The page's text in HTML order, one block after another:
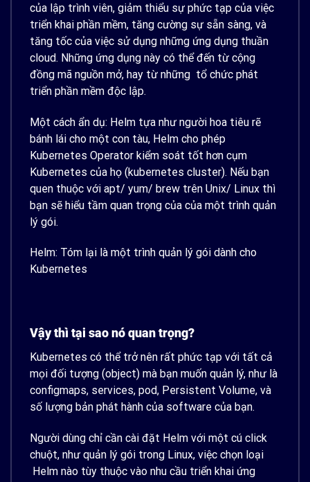
của lập trình viên, giảm thiểu sự phức tạp của việc
triển khai phần mềm, tăng cường sự sẵn sàng, và
tăng tốc của việc sử dụng những ứng dụng thuần
cloud. Những ứng dụng này có thể đến từ cộng
đồng mã nguồn mở, hay từ những tổ chức phát
triển phần mềm độc lập.
Một cách ẩn dụ: Helm tựa như người hoa tiêu rẽ
bánh lái cho một con tàu, Helm cho phép
Kubernetes Operator kiểm soát tốt hơn cụm
Kubernetes của họ (kubernetes cluster). Nếu bạn
quen thuộc với apt/ yum/ brew trên Unix/ Linux thì
bạn sẽ hiểu tầm quan trọng của của một trình quản
lý gói.
Helm: Tóm lại là một trình quản lý gói dành cho
Kubernetes
Vậy thì tại sao nó quan trọng?
Kubernetes có thể trở nên rất phức tạp với tất cả
mọi đối tượng (object) mà bạn muốn quản lý, như là
configmaps, services, pod, Persistent Volume, và
số lượng bản phát hành của software của bạn.
Người dùng chỉ cần cài đặt Helm với một cú click
chuột, như quản lý gói trong Linux, việc chọn loại
Helm nào tùy thuộc vào nhu cầu triển khai ứng